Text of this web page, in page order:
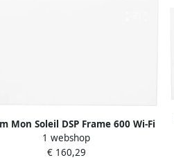
Mon Soleil DSP Frame 600 Wi-Fi
361971
1 webshop
€ 160,29